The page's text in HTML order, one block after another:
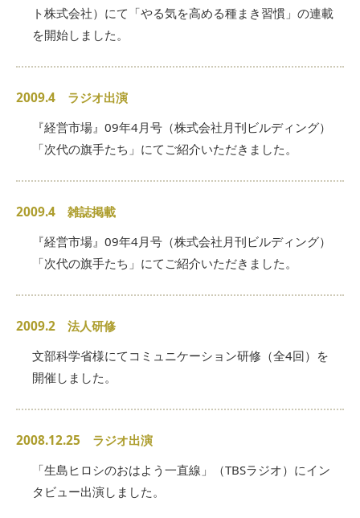
ト株式会社）にて「やる気を高める種まき習慣」の連載
を開始しました。
2009.4 ラジオ出演
『経営市場』09年4月号（株式会社月刊ビルディング）
「次代の旗手たち」にてご紹介いただきました。
2009.4 雑誌掲載
『経営市場』09年4月号（株式会社月刊ビルディング）
「次代の旗手たち」にてご紹介いただきました。
2009.2 法人研修
文部科学省様にてコミュニケーション研修（全4回）を
開催しました。
2008.12.25 ラジオ出演
「生島ヒロシのおはよう一直線」（TBSラジオ）にイン
タビュー出演しました。